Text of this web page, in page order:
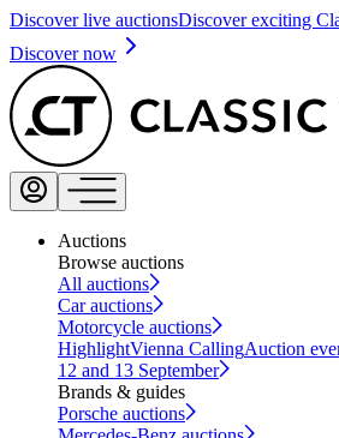
Discover live auctionsDiscover exciting
Discover now
Auctions
Browse auctions
All auctions
Car auctions
Motorcycle auctions
HighlightVienna CallingAuction
12 and 13 September
Brands & guides
Porsche auctions